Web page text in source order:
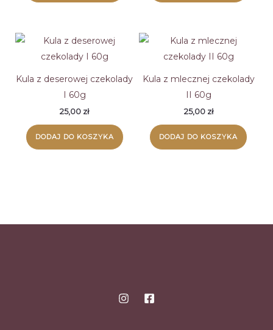
Kula z deserowej czekolady
I 60g
25,00 zł
DODAJ DO KOSZYKA
Kula z mlecznej czekolady
II 60g
25,00 zł
DODAJ DO KOSZYKA